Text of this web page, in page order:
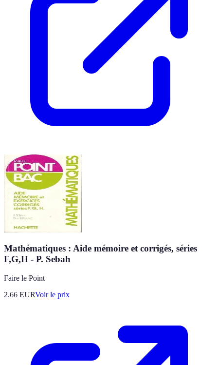
Mathématiques : Aide mémoire et corrigés, séries
F,G,H - P. Sebah
Faire le Point
2.66 EURVoir le prix